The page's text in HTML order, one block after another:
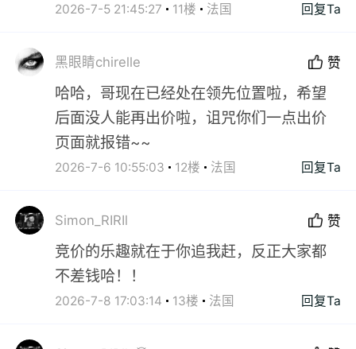
2026-7-5 21:45:27 11楼 法国 回复Ta
黑眼睛chirelle 赞
哈哈，哥现在已经处在领先位置啦，希望
后面没人能再出价啦，诅咒你们一点出价
页面就报错~~
2026-7-6 10:55:03 12楼 法国 回复Ta
Simon_RIRIl 赞
竞价的乐趣就在于你追我赶，反正大家都
不差钱哈！！
2026-7-8 17:03:14 13楼 法国 回复Ta